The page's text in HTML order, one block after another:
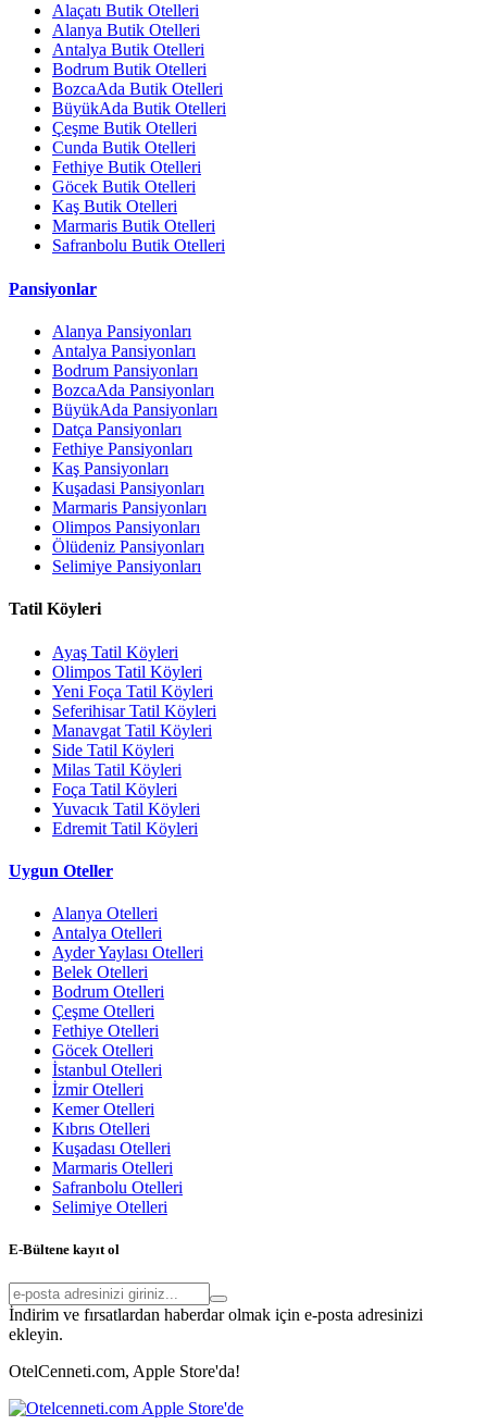
Alaçatı Butik Otelleri
Alanya Butik Otelleri
Antalya Butik Otelleri
Bodrum Butik Otelleri
BozcaAda Butik Otelleri
BüyükAda Butik Otelleri
Çeşme Butik Otelleri
Cunda Butik Otelleri
Fethiye Butik Otelleri
Göcek Butik Otelleri
Kaş Butik Otelleri
Marmaris Butik Otelleri
Safranbolu Butik Otelleri
Pansiyonlar
Alanya Pansiyonları
Antalya Pansiyonları
Bodrum Pansiyonları
BozcaAda Pansiyonları
BüyükAda Pansiyonları
Datça Pansiyonları
Fethiye Pansiyonları
Kaş Pansiyonları
Kuşadasi Pansiyonları
Marmaris Pansiyonları
Olimpos Pansiyonları
Ölüdeniz Pansiyonları
Selimiye Pansiyonları
Tatil Köyleri
Ayaş Tatil Köyleri
Olimpos Tatil Köyleri
Yeni Foça Tatil Köyleri
Seferihisar Tatil Köyleri
Manavgat Tatil Köyleri
Side Tatil Köyleri
Milas Tatil Köyleri
Foça Tatil Köyleri
Yuvacık Tatil Köyleri
Edremit Tatil Köyleri
Uygun Oteller
Alanya Otelleri
Antalya Otelleri
Ayder Yaylası Otelleri
Belek Otelleri
Bodrum Otelleri
Çeşme Otelleri
Fethiye Otelleri
Göcek Otelleri
İstanbul Otelleri
İzmir Otelleri
Kemer Otelleri
Kıbrıs Otelleri
Kuşadası Otelleri
Marmaris Otelleri
Safranbolu Otelleri
Selimiye Otelleri
E-Bültene kayıt ol
İndirim ve fırsatlardan haberdar olmak için e-posta adresinizi
ekleyin.
OtelCenneti.com, Apple Store'da!